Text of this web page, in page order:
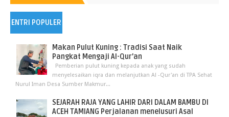
ENTRI POPULER
Makan Pulut Kuning : Tradisi Saat Naik
Pangkat Mengaji Al-Qur’an
Pemberian pulut kuning kepada anak yang sudah
menyelesaikan iqra dan melanjutkan Al -Qur'an di TPA Sehat
Nurul Iman Desa Sumber Makmur...
SEJARAH RAJA YANG LAHIR DARI DALAM BAMBU DI
ACEH TAMIANG Perjalanan menelusuri Asal